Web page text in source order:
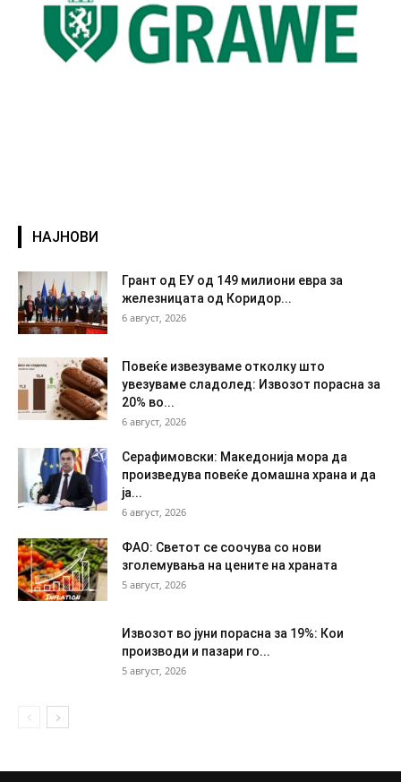
НАЈНОВИ
Грант од ЕУ од 149 милиони евра за
железницата од Коридор...
6 август, 2026
Повеќе извезуваме отколку што
увезуваме сладолед: Извозот порасна за
20% во...
6 август, 2026
Серафимовски: Македонија мора да
произведува повеќе домашна храна и да
ја...
6 август, 2026
ФАО: Светот се соочува со нови
зголемувања на цените на храната
5 август, 2026
Извозот во јуни порасна за 19%: Кои
производи и пазари го...
5 август, 2026